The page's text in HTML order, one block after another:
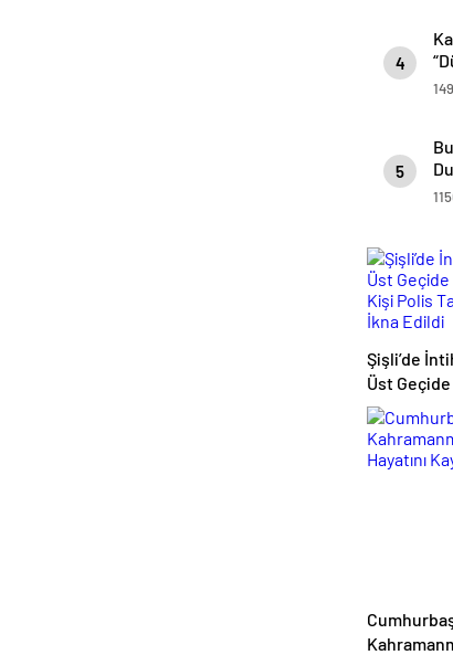
4
5
Şişli’de
Üst Geçide
Kişi Polis
Edildi